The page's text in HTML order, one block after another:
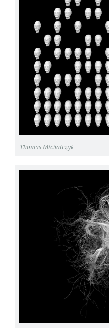
Thomas Michalczyk